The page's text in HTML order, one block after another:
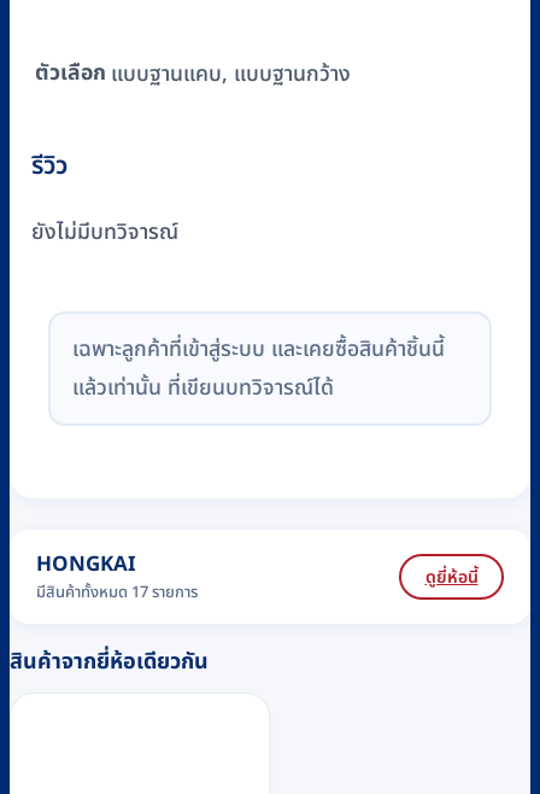
ตัวเลือก แบบฐานแคบ, แบบฐานกว้าง
รีวิว
ยังไม่มีบทวิจารณ์
เฉพาะลูกค้าที่เข้าสู่ระบบ และเคยซื้อสินค้าชิ้นนี้
แล้วเท่านั้น ที่เขียนบทวิจารณ์ได้
HONGKAI
มีสินค้าทั้งหมด 17 รายการ
ดูยี่ห้อนี้
สินค้าจากยี่ห้อเดียวกัน